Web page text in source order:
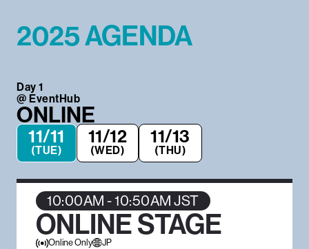
2025 AGENDA
Day 1
@ EventHub
ONLINE
11/11
(TUE)
11/12
(WED)
11/13
(THU)
10:00AM - 10:50AM JST
ONLINE STAGE
Online Only JP